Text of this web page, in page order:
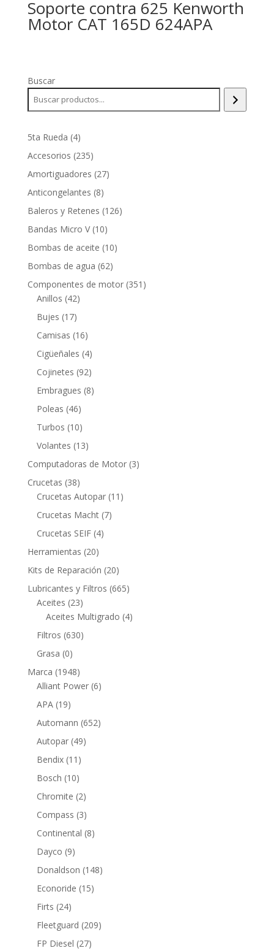
Soporte contra 625 Kenworth
Motor CAT 165D 624APA
Buscar
5ta Rueda 44
productos
Accesorios 235235
productos
Amortiguadores 2727
Anticongelantes 88
productos
Baleros y Retenes 126126
Bandas Micro V 1010
productos
Bombas de aceite 1010
Bombas de agua 6262
productos
Componentes de motor 351 351
Anillos 4242
Bujes 1717
productos
Camisas 1616
productos
Cigüeñales 44
productos
Cojinetes 9292
productos
Embragues 88
Poleas 4646
productos
Turbos 1010
productos
Volantes 1313
productos
Computadoras de Motor 33
Crucetas 3838
productos
Crucetas Autopar 11 11
Crucetas Macht 77
Crucetas SEIF 44
Herramientas 2020
productos
Kits de Reparación 2020
productos
Lubricantes y Filtros 665665
Aceites 2323
productos
Aceites Multigrado 44
Filtros 630630
Grasa 00
productos
Marca 19481948
productos
Alliant Power 66
APA 1919
productos
Automann 652652
Autopar 4949
Bendix 11 11
productos
Bosch 1010
productos
Chromite 22
productos
Compass 33
productos
Continental 88
Dayco 99
productos
Donaldson 148148
Econoride 1515
Firts 2424
productos
Fleetguard 209209
FP Diesel 2727